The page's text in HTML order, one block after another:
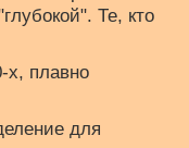
Те, кто
х, плавно
для